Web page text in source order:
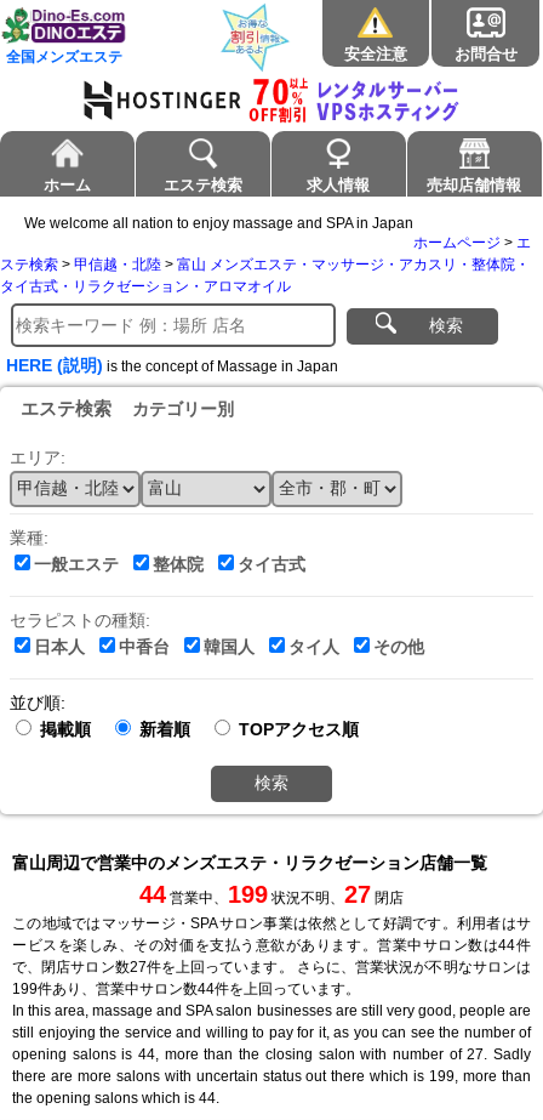
全国メンズエステ 安全注意 お問合せ
ホーム エステ検索 求人情報 売却店舗情報
We welcome all nation to enjoy massage and SPA in Japan
ホームページ > エ
ステ検索 > 甲信越・北陸 > 富山 メンズエステ・マッサージ・アカスリ・整体院・
タイ古式・リラクゼーション・アロマオイル
検索
HERE (説明) is the concept of Massage in Japan
エステ検索 カテゴリー別
エリア:
業種:
一般エステ
整体院 タイ古式
セラピストの種類:
日本人
中香台 韓国人 タイ人 その他
並び順:
掲載順
新着順 TOPアクセス順
検索
富山周辺で営業中のメンズエステ・リラクゼーション店舗一覧
44 営業中、 199 状況不明、 27 閉店
この地域ではマッサージ・SPAサロン事業は依然として好調です。利用者はサ
ービスを楽しみ、その対価を支払う意欲があります。営業中サロン数は44件
で、閉店サロン数27件を上回っています。 さらに、営業状況が不明なサロンは
199件あり、営業中サロン数44件を上回っています。
In this area, massage and SPA salon businesses are still very good, people are
still enjoying the service and willing to pay for it, as you can see the number of
opening salons is 44, more than the closing salon with number of 27. Sadly
there are more salons with uncertain status out there which is 199, more than
the opening salons which is 44.